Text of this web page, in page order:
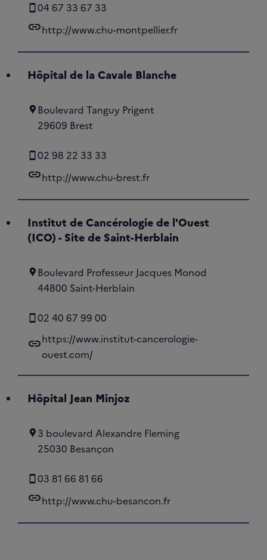
04 67 33 67 33
linkhttp://www.chu-montpellier.fr
Hôpital de la Cavale Blanche
Boulevard Tanguy Prigent
29609 Brest
02 98 22 33 33
linkhttp://www.chu-brest.fr
Institut de Cancérologie de l'Ouest
(ICO) - Site de Saint-Herblain
Boulevard Professeur Jacques Monod
44800 Saint-Herblain
02 40 67 99 00
linkhttps://www.institut-cancerologie-
ouest.com/
Hôpital Jean Minjoz
3 boulevard Alexandre Fleming
25030 Besançon
03 81 66 81 66
linkhttp://www.chu-besancon.fr